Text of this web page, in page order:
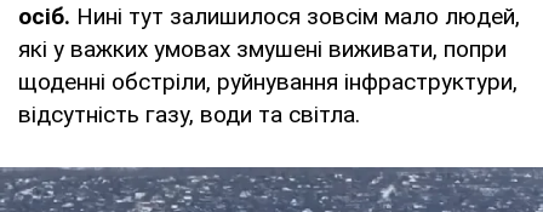
осіб. Нині тут залишилося зовсім мало людей,
які у важких умовах змушені виживати, попри
щоденні обстріли, руйнування інфраструктури,
відсутність газу, води та світла.